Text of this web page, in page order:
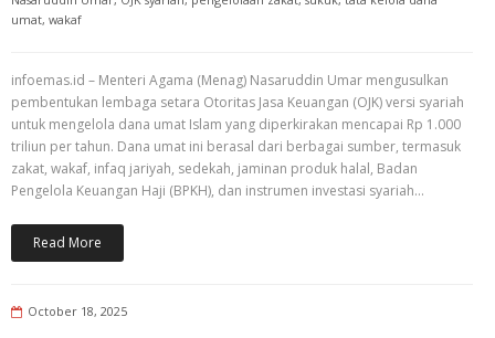
umat, wakaf
infoemas.id – Menteri Agama (Menag) Nasaruddin Umar mengusulkan
pembentukan lembaga setara Otoritas Jasa Keuangan (OJK) versi syariah
untuk mengelola dana umat Islam yang diperkirakan mencapai Rp 1.000
triliun per tahun. Dana umat ini berasal dari berbagai sumber, termasuk
zakat, wakaf, infaq jariyah, sedekah, jaminan produk halal, Badan
Pengelola Keuangan Haji (BPKH), dan instrumen investasi syariah…
Read More
October 18, 2025